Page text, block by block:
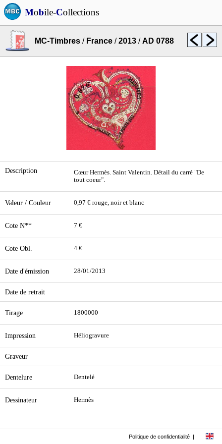
Mobile-Collections
MC-Timbres / France /2013 /AD 0788
Description
Cœur Hermès. Saint Valentin. Détail du carré "De
tout coeur".
Valeur / Couleur 0,97 € rouge, noir et blanc
Cote N** 7 €
Cote Obl. 4 €
Date d'émission 28/01/2013
Date de retrait
Tirage 1800000
Impression Héliogravure
Graveur
Dentelure Dentelé
Dessinateur Hermès
Politique de confidentialité |